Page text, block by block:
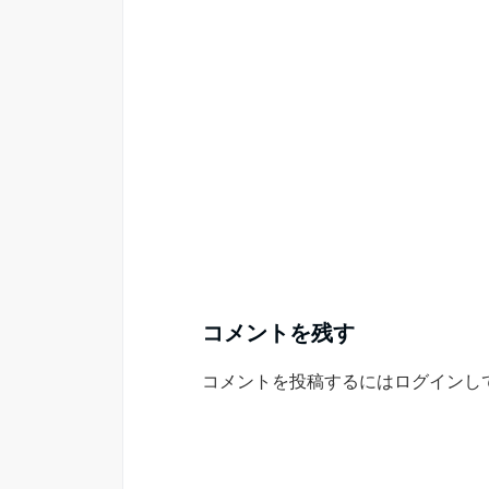
コメントを残す
コメントを投稿するには ログイン し